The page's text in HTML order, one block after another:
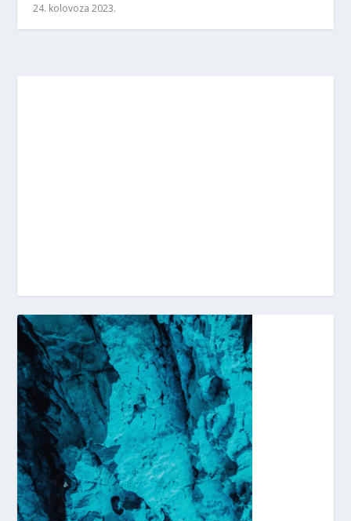
24. kolovoza 2023.